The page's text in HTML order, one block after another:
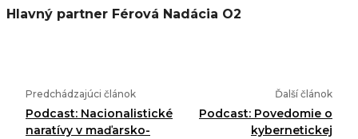
Hlavný partner Férová Nadácia O2
Predchádzajúci článok
Podcast: Nacionalistické
naratívy v maďarsko-
Ďalší článok
Podcast: Povedomie o
kybernetickej